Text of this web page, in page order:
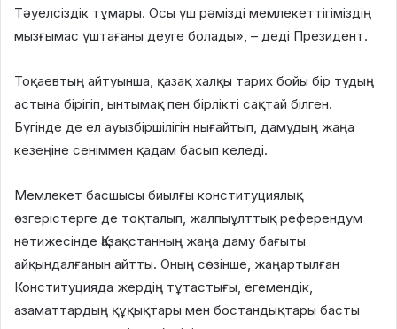
Тәуелсіздік тұмары. Осы үш рәмізді мемлекеттігіміздің
мызғымас үштағаны деуге болады», – деді Президент.
Тоқаевтың айтуынша, қазақ халқы тарих бойы бір тудың
астына бірігіп, ынтымақ пен бірлікті сақтай білген.
Бүгінде де ел ауызбіршілігін нығайтып, дамудың жаңа
кезеңіне сеніммен қадам басып келеді.
Мемлекет басшысы биылғы конституциялық
өзгерістерге де тоқталып, жалпыұлттық референдум
нәтижесінде Қазақстанның жаңа даму бағыты
айқындалғанын айтты. Оның сөзінше, жаңартылған
Конституцияда жердің тұтастығы, егемендік,
азаматтардың құқықтары мен бостандықтары басты